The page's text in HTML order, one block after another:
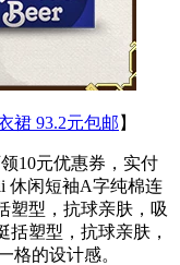
裙 93.2元包邮 】
10元优惠券，实付
休闲短袖A字纯棉连
塑型，抗球亲肤，吸
括塑型，抗球亲肤，
格的设计感。